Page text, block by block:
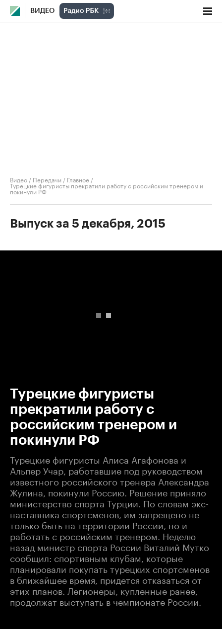
ВИДЕО
Видео / Передачи / Главное /
Турецкие фигуристы прекратили работу с российским тренером и
покинули РФ
Выпуск за 5 декабря, 2015
Турецкие фигуристы
прекратили работу с
российским тренером и
покинули РФ
Турецкие фигуристы Алиса Агафонова и
Альпер Учар, работавшие под руководством
известного российского тренера Александра
Жулина, покинули Россию. Решение приняло
министерство спорта Турции. По словам экс-
наставника спортсменов, им запрещено не
только быть на территории России, но и
работать с российским тренером. Неделю
назад министр спорта России Виталий Мутко
сообщил: спортивным клубам, которые
планировали покупать турецких спортсменов
в ближайшее время, придется отказаться от
этих планов. Легионеры, купленные ранее,
продолжат выступать в чемпионате России.